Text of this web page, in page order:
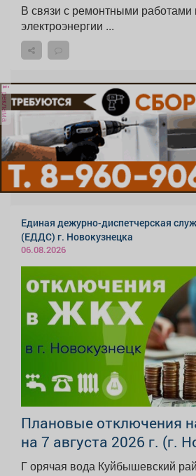
В связи с ремонтными работами
электроэнергии ...
реклама
Единая дежурно-диспетчерская
(ЕДДС) г. Новокузнецка
06.08.2026
Плановые отключения
на 7 августа 2026 г. (г.
Г орячая вода Куйбышевский район: Бабушкина